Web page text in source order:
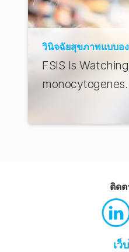
วินิจฉัยสุขภาพแบบอ
FSIS Is
monocytogenes.
เว็
ติดต